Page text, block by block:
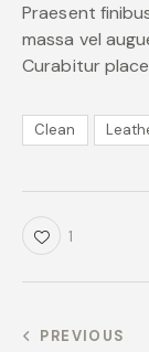
Praesent
massa vel
Curabitur
Clean
1
PREVIOUS